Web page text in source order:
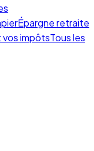
Épargne retraite
impôtsTous les